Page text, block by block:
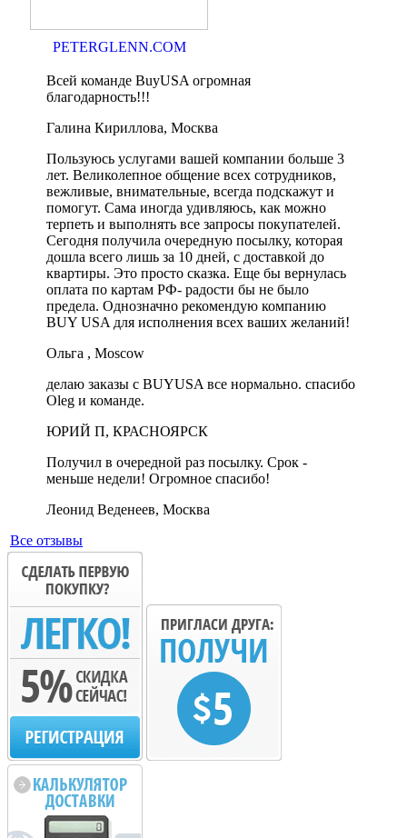
PETERGLENN.COM
Всей команде BuyUSA огромная
благодарность!!!
Галина Кириллова, Москва
Пользуюсь услугами вашей компании больше 3
лет. Великолепное общение всех сотрудников,
вежливые, внимательные, всегда подскажут и
помогут. Сама иногда удивляюсь, как можно
терпеть и выполнять все запросы покупателей.
Сегодня получила очередную посылку, которая
дошла всего лишь за 10 дней, с доставкой до
квартиры. Это просто сказка. Еще бы вернулась
оплата по картам РФ- радости бы не было
предела. Однозначно рекомендую компанию
BUY USA для исполнения всех ваших желаний!
Ольга , Moscow
делаю заказы с BUYUSA все нормально. спасибо
Oleg и команде.
ЮРИЙ П, КРАСНОЯРСК
Получил в очередной раз посылку. Срок -
меньше недели! Огромное спасибо!
Леонид Веденеев, Москва
Все отзывы